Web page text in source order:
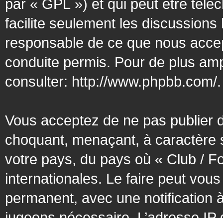
par « GPL ») et qui peut être
facilite seulement les
responsable de ce que nous
conduite permis. Pour de plus
consulter: http://www.phpbb.com/.
Vous acceptez de ne pas publier
choquant, menaçant, à
votre pays, du pays où « Club /
internationales. Le faire peut
permanent, avec une notification